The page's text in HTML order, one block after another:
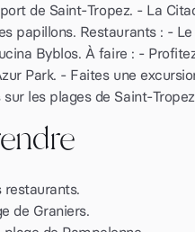
de Saint-Tropez. - La
papillons. Restaurants : -
Byblos. À faire : -
Park. - Faites une
les plages de Saint-
restaurants.
de Graniers.